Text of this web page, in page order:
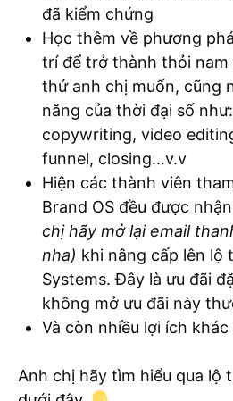
đã kiểm chứng
Học thêm về phương
trí để trở thành thỏi
thứ anh chị muốn, cũng
năng của thời đại số
copywriting, video
funnel, closing…v.v
Hiện các thành viên
Brand OS đều được
chị hãy mở lại email
nha) khi nâng cấp lên lộ
Systems. Đây là ưu đãi
không mở ưu đãi này
Và còn nhiều lợi ích khác
Anh chị hãy tìm hiểu qua lộ